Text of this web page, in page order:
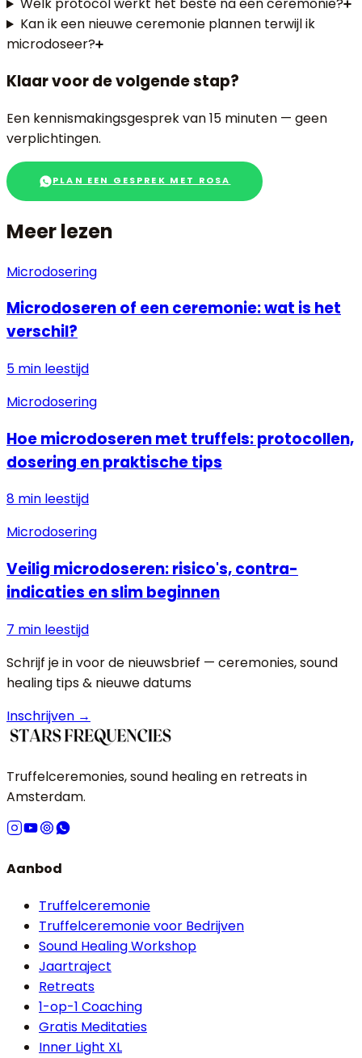
Welk protocol werkt het beste na een ceremonie?
Kan ik een nieuwe ceremonie plannen terwijl ik
microdoseer?
Klaar voor de volgende stap?
Een kennismakingsgesprek van 15 minuten — geen
verplichtingen.
PLAN EEN GESPREK MET ROSA
Meer lezen
Microdosering
Microdoseren of een ceremonie: wat is het
verschil?
5 min leestijd
Microdosering
Hoe microdoseren met truffels: protocollen,
dosering en praktische tips
8 min leestijd
Microdosering
Veilig microdoseren: risico's, contra-
indicaties en slim beginnen
7 min leestijd
Schrijf je in voor de nieuwsbrief — ceremonies, sound
healing tips & nieuwe datums
Inschrijven →
Truffelceremonies, sound healing en retreats in
Amsterdam.
Aanbod
Truffelceremonie
Truffelceremonie voor Bedrijven
Sound Healing Workshop
Jaartraject
Retreats
1-op-1 Coaching
Gratis Meditaties
Inner Light XL